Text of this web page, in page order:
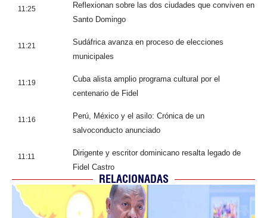
11:25
Reflexionan sobre las dos ciudades que conviven en
Santo Domingo
11:21
Sudáfrica avanza en proceso de elecciones
municipales
11:19
Cuba alista amplio programa cultural por el
centenario de Fidel
11:16
Perú, México y el asilo: Crónica de un
salvoconducto anunciado
11:11
Dirigente y escritor dominicano resalta legado de
Fidel Castro
RELACIONADAS